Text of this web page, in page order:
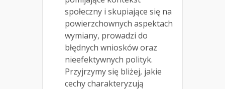
społeczny i skupiające się na
powierzchownych aspektach
wymiany, prowadzi do
błędnych wniosków oraz
nieefektywnych polityk.
Przyjrzymy się bliżej, jakie
cechy charakteryzują